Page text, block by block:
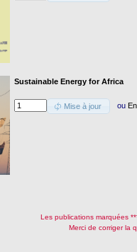
Sustainable Energy for Africa
Mise à jour ou
Les publications marquées
Merci de corriger la